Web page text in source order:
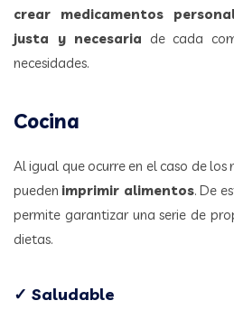
crear medicamentos
justa y necesaria de cada
necesidades.
Cocina
Al igual que ocurre en el caso de
pueden imprimir alimentos. De
permite garantizar una serie de
dietas.
✓ Saludable